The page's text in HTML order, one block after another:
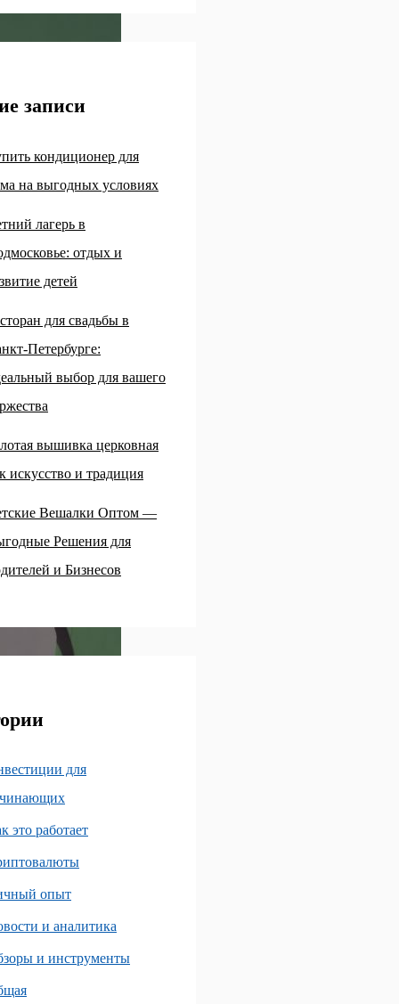
записи
кондиционер для
на выгодных условиях
лагерь в
отдых и
детей
для свадьбы в
Петербурге:
выбор для вашего
вышивка церковная
искусство и традиция
Вешалки Оптом —
Решения для
и Бизнесов
для
это работает
опыт
и аналитика
и инструменты